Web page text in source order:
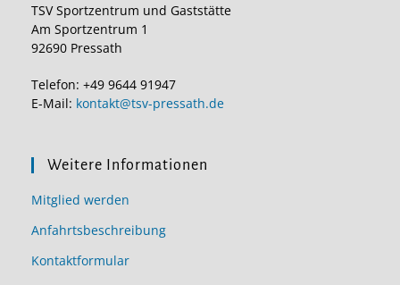
TSV Sportzentrum und Gaststätte
Am Sportzentrum 1
92690 Pressath
Telefon: +49 9644 91947
E-Mail: kontakt@tsv-pressath.de
Weitere Informationen
Mitglied werden
Anfahrtsbeschreibung
Kontaktformular